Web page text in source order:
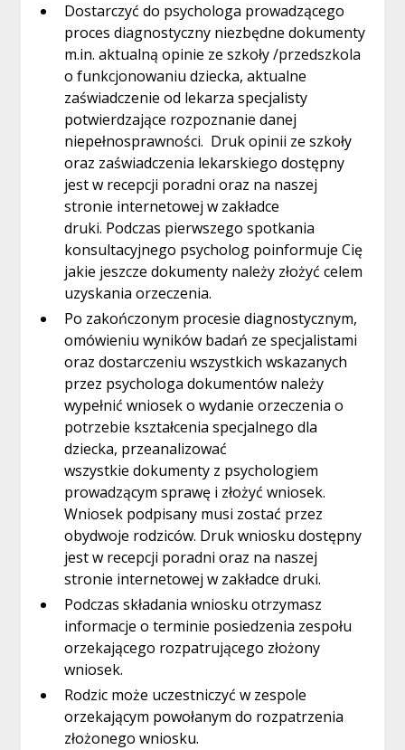
Dostarczyć do psychologa prowadzącego
proces diagnostyczny niezbędne dokumenty
m.in. aktualną opinie ze szkoły /przedszkola
o funkcjonowaniu dziecka, aktualne
zaświadczenie od lekarza specjalisty
potwierdzające rozpoznanie danej
niepełnosprawności. Druk opinii ze szkoły
oraz zaświadczenia lekarskiego dostępny
jest w recepcji poradni oraz na naszej
stronie internetowej w zakładce
druki. Podczas pierwszego spotkania
konsultacyjnego psycholog poinformuje Cię
jakie jeszcze dokumenty należy złożyć celem
uzyskania orzeczenia.
Po zakończonym procesie diagnostycznym,
omówieniu wyników badań ze specjalistami
oraz dostarczeniu wszystkich wskazanych
przez psychologa dokumentów należy
wypełnić wniosek o wydanie orzeczenia o
potrzebie kształcenia specjalnego dla
dziecka, przeanalizować
wszystkie dokumenty z psychologiem
prowadzącym sprawę i złożyć wniosek.
Wniosek podpisany musi zostać przez
obydwoje rodziców. Druk wniosku dostępny
jest w recepcji poradni oraz na naszej
stronie internetowej w zakładce druki.
Podczas składania wniosku otrzymasz
informacje o terminie posiedzenia zespołu
orzekającego rozpatrującego złożony
wniosek.
Rodzic może uczestniczyć w zespole
orzekającym powołanym do rozpatrzenia
złożonego wniosku.